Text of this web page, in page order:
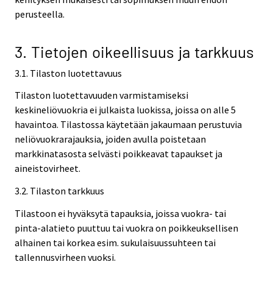
perusteella.
3. Tietojen oikeellisuus ja tarkkuus
3.1. Tilaston luotettavuus
Tilaston luotettavuuden varmistamiseksi
keskineliövuokria ei julkaista luokissa, joissa on alle 5
havaintoa. Tilastossa käytetään jakaumaan perustuvia
neliövuokrarajauksia, joiden avulla poistetaan
markkinatasosta selvästi poikkeavat tapaukset ja
aineistovirheet.
3.2. Tilaston tarkkuus
Tilastoon ei hyväksytä tapauksia, joissa vuokra- tai
pinta-alatieto puuttuu tai vuokra on poikkeuksellisen
alhainen tai korkea esim. sukulaisuussuhteen tai
tallennusvirheen vuoksi.